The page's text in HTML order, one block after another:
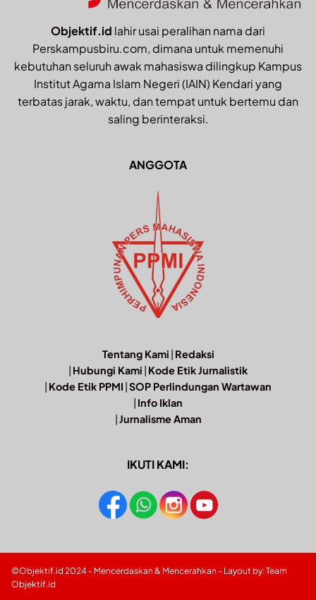
Objektif.id lahir usai peralihan nama dari
Perskampusbiru.com, dimana untuk memenuhi
kebutuhan seluruh awak mahasiswa dilingkup Kampus
Institut Agama Islam Negeri (IAIN) Kendari yang
terbatas jarak, waktu, dan tempat untuk bertemu dan
saling berinteraksi.
ANGGOTA
Tentang Kami | Redaksi
| Hubungi Kami | Kode Etik Jurnalistik
| Kode Etik PPMI |SOP Perlindungan Wartawan
| Info Iklan
|Jurnalisme Aman
IKUTI KAMI:
©Objektif.id 2024 - Mencerdaskan & Mencerahkan - Layout by: Team
Objektif.id